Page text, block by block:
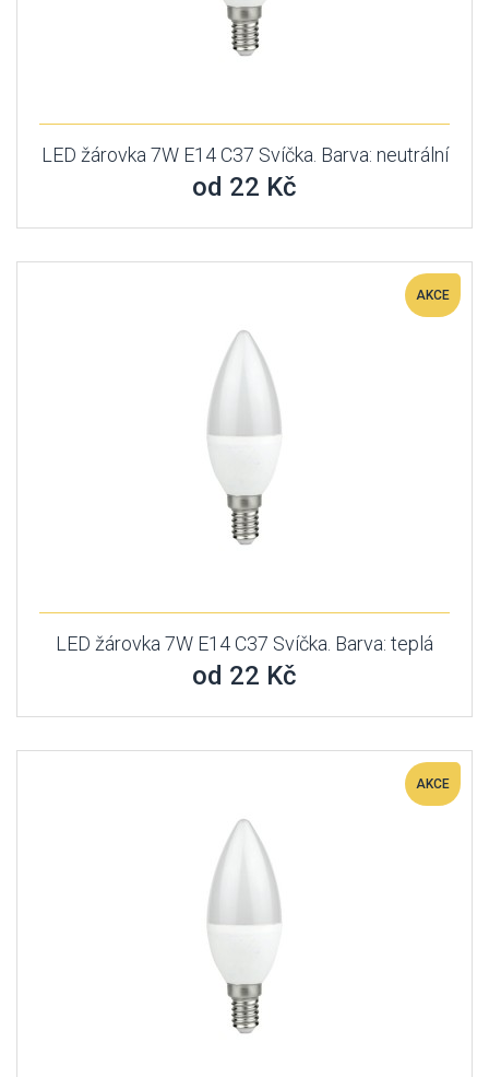
LED žárovka 7W E14 C37 Svíčka. Barva: neutrální
od 22 Kč
AKCE
LED žárovka 7W E14 C37 Svíčka. Barva: teplá
od 22 Kč
AKCE